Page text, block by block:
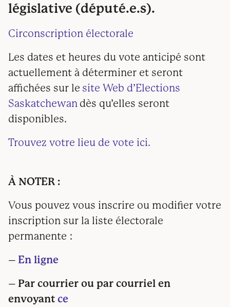
législative (député.e.s).
Circonscription électorale
Les dates et heures du vote anticipé sont
actuellement à déterminer et seront
affichées sur le site Web d’Elections
Saskatchewan dès qu’elles seront
disponibles.
Trouvez votre lieu de vote ici.
À NOTER :
Vous pouvez vous inscrire ou modifier votre
inscription sur la liste électorale
permanente :
– En ligne
– Par courrier ou par courriel en
envoyant ce